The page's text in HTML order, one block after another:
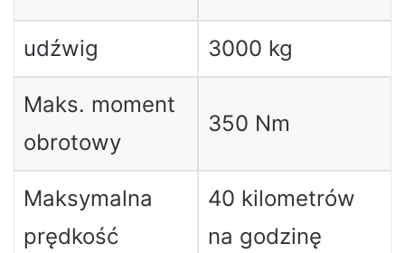
udźwig 3000 kg
Maks. moment
obrotowy
350 Nm
Maksymalna
prędkość
40 kilometrów
na godzinę